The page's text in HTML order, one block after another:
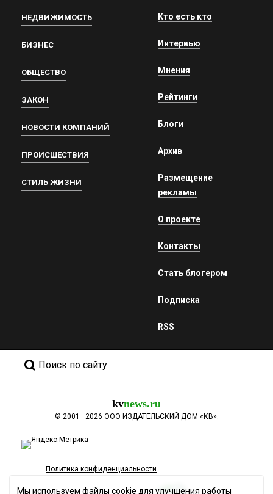
НЕДВИЖИМОСТЬ
БИЗНЕС
ОБЩЕСТВО
ЗАКОН
НОВОСТИ КОМПАНИЙ
ПРОИСШЕСТВИЯ
СТИЛЬ ЖИЗНИ
Кто есть кто
Интервью
Мнения
Рейтинги
Блоги
Архив
Размещение
рекламы
О проекте
Контакты
Стать блогером
Подписка
RSS
Поиск по сайту
kvnews.ru
© 2001—2026 ООО ИЗДАТЕЛЬСКИЙ ДОМ «КВ».
Политика конфиденциальности
Мы используем файлы cookie для улучшения работы